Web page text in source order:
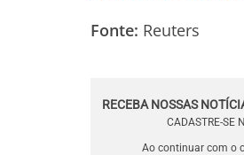
Fonte: Reuters
RECEBA NOSSAS
CADASTRE-SE
Ao continuar com o